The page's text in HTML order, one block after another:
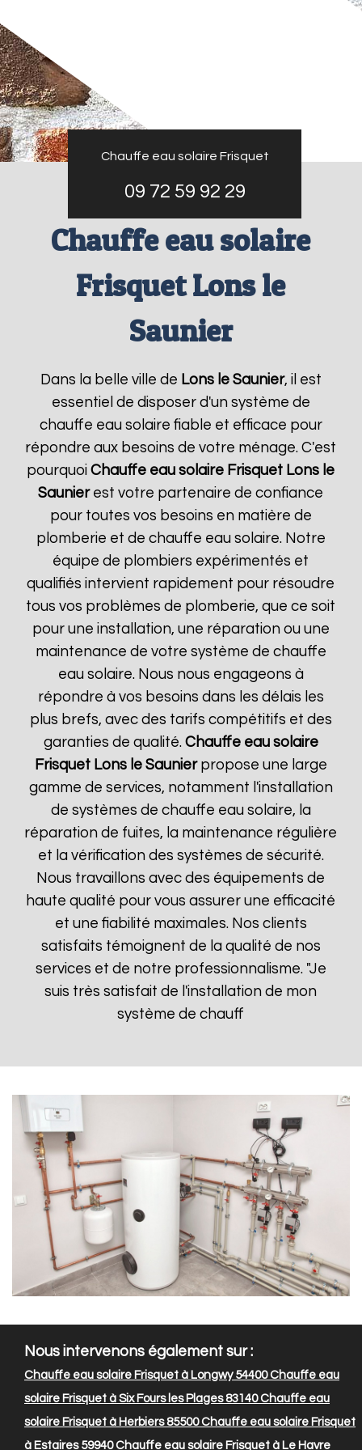
Chauffe eau solaire Frisquet
09 72 59 92 29
Chauffe eau solaire
Frisquet Lons le
Saunier
Dans la belle ville de Lons le Saunier, il est
essentiel de disposer d'un système de
chauffe eau solaire fiable et efficace pour
répondre aux besoins de votre ménage. C'est
pourquoiChauffe eau solaire Frisquet Lons le
Saunierest votre partenaire de confiance
pour toutes vos besoins en matière de
plomberie et de chauffe eau solaire. Notre
équipe de plombiers expérimentés et
qualifiés intervient rapidement pour résoudre
tous vos problèmes de plomberie, que ce soit
pour une installation, une réparation ou une
maintenance de votre système de chauffe
eau solaire. Nous nous engageons à
répondre à vos besoins dans les délais les
plus brefs, avec des tarifs compétitifs et des
garanties de qualité. Chauffe eau solaire
Frisquet Lons le Saunierpropose une large
gamme de services, notamment l'installation
de systèmes de chauffe eau solaire, la
réparation de fuites, la maintenance régulière
et la vérification des systèmes de sécurité.
Nous travaillons avec des équipements de
haute qualité pour vous assurer une efficacité
et une fiabilité maximales. Nos clients
satisfaits témoignent de la qualité de nos
services et de notre professionnalisme. "Je
suis très satisfait de l'installation de mon
système de chauff
Nous intervenons également sur :
Chauffe eau solaire Frisquet à Longwy 54400Chauffe eau
solaire Frisquet à Six Fours les Plages 83140Chauffe eau
solaire Frisquet à Herbiers 85500Chauffe eau solaire Frisquet
à Estaires 59940Chauffe eau solaire Frisquet à Le Havre